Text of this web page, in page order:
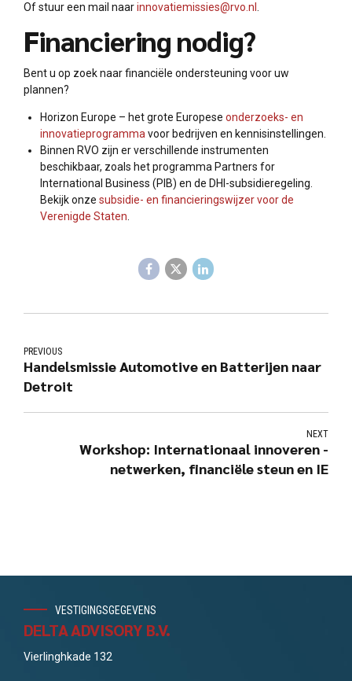
Of stuur een mail naarinnovatiemissies@rvo.nl .
Financiering nodig?
Bent u op zoek naar financiële ondersteuning voor uw
plannen?
Horizon Europe – het grote Europese onderzoeks- en
innovatieprogrammavoor bedrijven en kennisinstellingen.
Binnen RVO zijn er verschillende instrumenten
beschikbaar, zoals het programma Partners for
International Business (PIB) en de DHI-subsidieregeling.
Bekijk onze subsidie- en financieringswijzer voor de
Verenigde Staten.
PREVIOUS
Handelsmissie Automotive en Batterijen naar
Detroit
NEXT
Workshop: Internationaal innoveren -
netwerken, financiële steun en IE
VESTIGINGSGEGEVENS
DELTA ADVISORY B.V.
Vierlinghkade 132